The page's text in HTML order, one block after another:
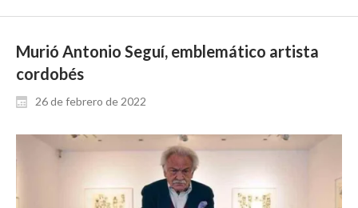
Murió Antonio Seguí, emblemático artista
cordobés
26 de febrero de 2022